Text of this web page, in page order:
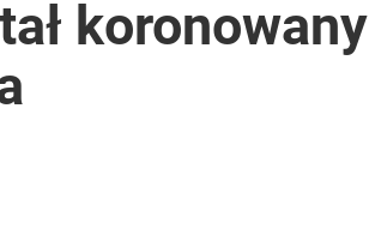
koronowany